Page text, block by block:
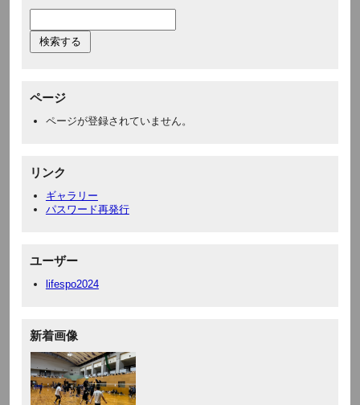
ページ
ページが登録されていません。
リンク
ギャラリー
パスワード再発行
ユーザー
lifespo2024
新着画像